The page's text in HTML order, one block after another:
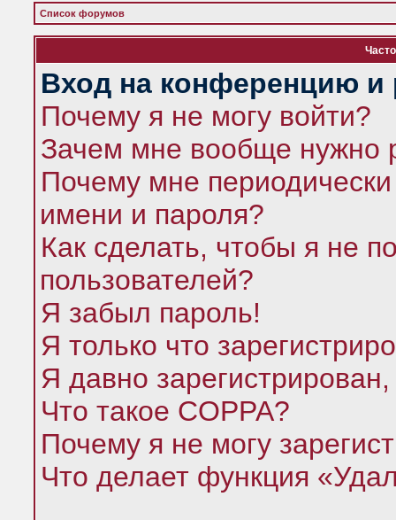
Список форумов
Вход на конференцию и
Почему я не могу войти?
Зачем мне вообще нужно
Почему мне
имени и пароля?
Как сделать, чтобы я не
пользователей?
Я забыл пароль!
Я только что
Я давно
Что такое COPPA?
Почему я не могу
Что делает функция